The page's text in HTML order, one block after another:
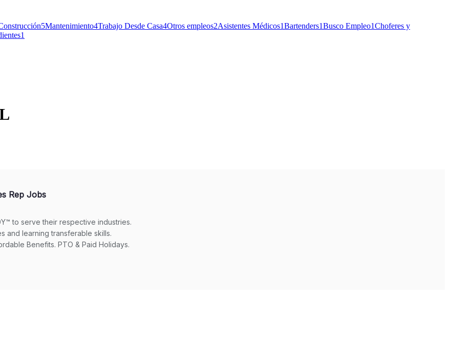
5Mantenimiento4Trabajo Desde Casa4Otros empleos2Asistentes Médicos1Bartenders1Busco Empleo1Choferes y
1